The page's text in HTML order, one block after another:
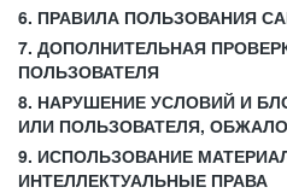
6. ПРАВИЛА ПОЛЬЗОВАНИЯ
7. ДОПОЛНИТЕЛЬНАЯ
ПОЛЬЗОВАТЕЛЯ
8. НАРУШЕНИЕ УСЛОВИЙ И
ИЛИ ПОЛЬЗОВАТЕЛЯ,
9. ИСПОЛЬЗОВАНИЕ
ИНТЕЛЛЕКТУАЛЬНЫЕ ПРАВА